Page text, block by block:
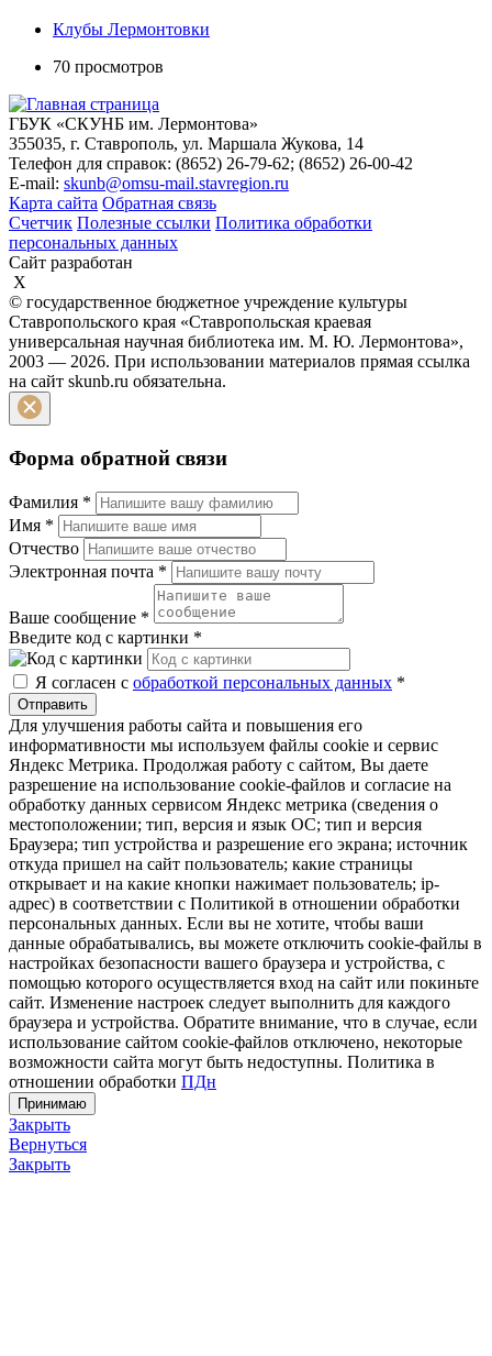
Клубы Лермонтовки
70 просмотров
ГБУК «СКУНБ им. Лермонтова»
355035, г. Ставрополь, ул. Маршала Жукова, 14
Телефон для справок: (8652) 26-79-62; (8652) 26-00-42
E-mail: skunb@omsu-mail.stavregion.ru
Карта сайта Обратная связь
Счетчик Полезные ссылки Политика обработки
персональных данных
Сайт разработан
X
© государственное бюджетное учреждение культуры
Ставропольского края «Ставропольская краевая
универсальная научная библиотека им. М. Ю. Лермонтова»,
2003 — 2026. При использовании материалов прямая ссылка
на сайт skunb.ru обязательна.
Форма обратной связи
Фамилия *
Имя *
Отчество
Электронная почта *
Ваше сообщение *
Введите код с картинки *
Я согласен с обработкой персональных данных *
Отправить
Для улучшения работы сайта и повышения его
информативности мы используем файлы cookie и сервис
Яндекс Метрика. Продолжая работу с сайтом, Вы даете
разрешение на использование cookie-файлов и согласие на
обработку данных сервисом Яндекс метрика (сведения о
местоположении; тип, версия и язык ОС; тип и версия
Браузера; тип устройства и разрешение его экрана; источник
откуда пришел на сайт пользователь; какие страницы
открывает и на какие кнопки нажимает пользователь; ip-
адрес) в соответствии с Политикой в отношении обработки
персональных данных. Если вы не хотите, чтобы ваши
данные обрабатывались, вы можете отключить cookie-файлы в
настройках безопасности вашего браузера и устройства, с
помощью которого осуществляется вход на сайт или покиньте
сайт. Изменение настроек следует выполнить для каждого
браузера и устройства. Обратите внимание, что в случае, если
использование сайтом cookie-файлов отключено, некоторые
возможности сайта могут быть недоступны. Политика в
отношении обработки ПДн
Принимаю
Закрыть
Вернуться
Закрыть